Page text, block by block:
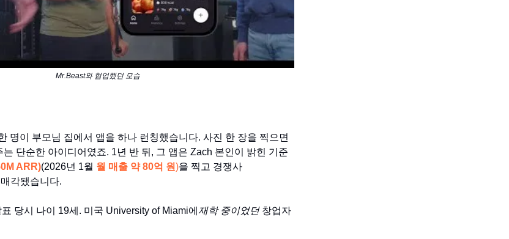
Mr.Beast와 협업했던 모습
명이 부모님 집에서 앱을 하나 런칭했습니다. 사진 한 장을 찍으면
단순한 아이디어였죠. 1년 반 뒤, 그 앱은 Zach 본인이 밝힌 기준
ARR)(2026년 1월 월 매출 약 80억 원)을 찍고 경쟁사
각됐습니다.
당시 나이 19세. 미국 University of Miami에 재학 중이었던창업자